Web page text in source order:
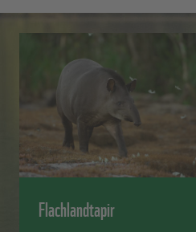
Flachlandtapir